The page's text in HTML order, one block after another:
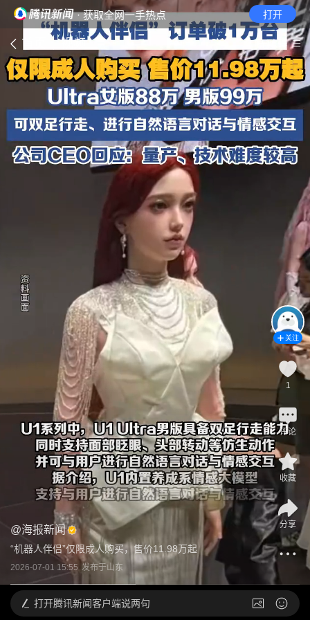
· 获取全网一手热点 打开
首页 视频 无障碍
@海报新闻
“机器人伴侣”仅限成人购买，售价11.98万起
2026-07-01 15:55 发布于山东
关注
1
评论
收藏
分享
打开腾讯新闻客户端说两句